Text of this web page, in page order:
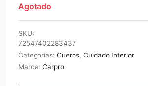
original
$47.990.
actual
$45.591.
Agotado
SKU:
72547402283437
Categorías: Cueros, Cuidado Interior
Marca: Carpro